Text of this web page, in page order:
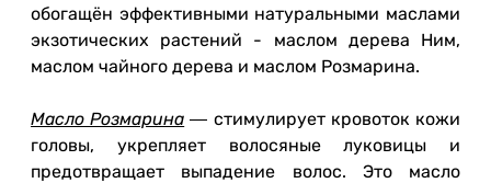
обогащён эффективными натуральными маслами
экзотических растений - маслом дерева Ним,
маслом чайного дерева и маслом Розмарина.
Масло Розмарина ― стимулирует кровоток кожи
головы, укрепляет волосяные луковицы и
предотвращает выпадение волос. Это масло